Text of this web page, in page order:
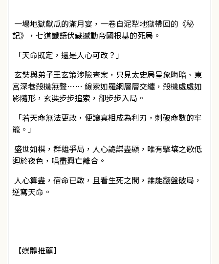
一場地獄獻瓜的滿月宴，一卷自泥犁地獄帶回的《秘
記》，七道讖語伏藏撼動帝國根基的死局。
「天命既定，還是人心可改？」
玄奘與弟子王玄策涉險查案，只見太史局星象晦暗、東
宮深巷殺機無聲…… 線索如羅網層層交纏，殺機處處如
影隨形，玄奘步步追索，卻步步入局。
「若天命無法更改，便讓真相成為利刃，刺破命數的牢
籠。」
盛世如棋，群雄爭局，人心詭謀盡顯，唯有擊壤之歌低
迴於夜色，唱盡興亡離合。
人心算盡，宿命已啟，且看生死之間，誰能翻盤破局，
逆寫天命。
【媒體推薦】